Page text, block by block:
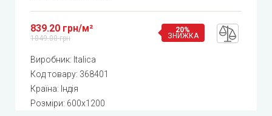
839.20 грн/м²
1049.00 грн
20%
ЗНИЖКА
Виробник: Italica
Код товару: 368401
Країна: Індія
Розміри: 600x1200